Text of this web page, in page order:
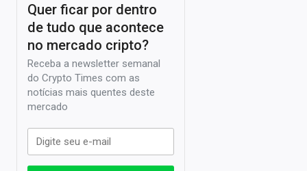
Quer ficar por dentro
de tudo que acontece
no mercado cripto?
Receba a newsletter semanal
do Crypto Times com as
notícias mais quentes deste
mercado